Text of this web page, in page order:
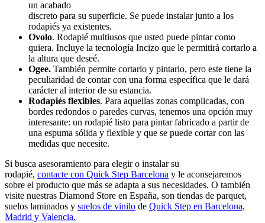
un acabado
discreto para su superficie. Se puede instalar junto a los
rodapiés ya existentes.
Ovolo. Rodapié multiusos que usted puede pintar como
quiera. Incluye la tecnología Incizo que le permitirá cortarlo a
la altura que deseé.
Ogee. También permite cortarlo y pintarlo, pero este tiene la
peculiaridad de contar con una forma específica que le dará
carácter al interior de su estancia.
Rodapiés flexibles. Para aquellas zonas complicadas, con
bordes redondos o paredes curvas, tenemos una opción muy
interesante: un rodapié listo para pintar fabricado a partir de
una espuma sólida y flexible y que se puede cortar con las
medidas que necesite.
Si busca asesoramiento para elegir o instalar su
rodapié, contacte con Quick Step Barcelona y le aconsejaremos
sobre el producto que más se adapta a sus necesidades. O también
visite nuestras Diamond Store en España, son tiendas de parquet,
suelos laminados y suelos de vinilo de Quick Step en Barcelona,
Madrid y Valencia.